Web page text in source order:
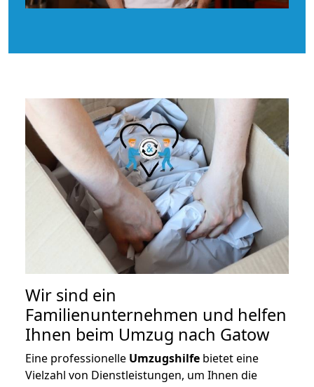
Wir sind ein
Familienunternehmen und helfen
Ihnen beim Umzug nach Gatow
Eine professionelle Umzugshilfe bietet eine
Vielzahl von Dienstleistungen, um Ihnen die